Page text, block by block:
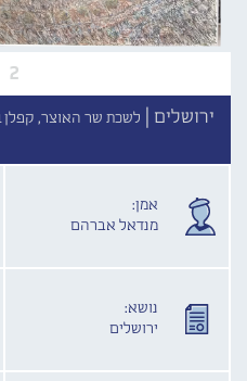
2
ירושלים | לשכת שר האוצר, קפלן 1, ירושלים //
אמן:
מנדאל אברהם
נושא:
ירושלים